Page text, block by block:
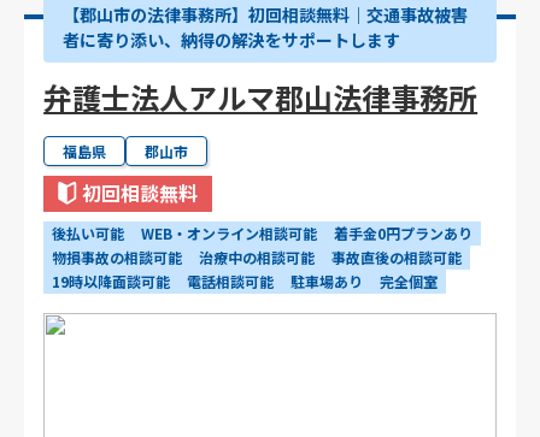
【郡山市の法律事務所】初回相談無料｜交通事故被害
者に寄り添い、納得の解決をサポートします
弁護士法人アルマ郡山法律事務所
福島県 郡山市
初回相談無料
後払い可能 WEB・オンライン相談可能
着手金0円プランあり
物損事故の相談可能
治療中の相談可能
事故直後の相談可能
19時以降面談可能
電話相談可能 駐車場あり 完全個室